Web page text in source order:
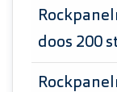
doos 200